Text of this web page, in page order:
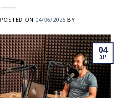
POSTED ON 04/06/2026 BY
04
יונ